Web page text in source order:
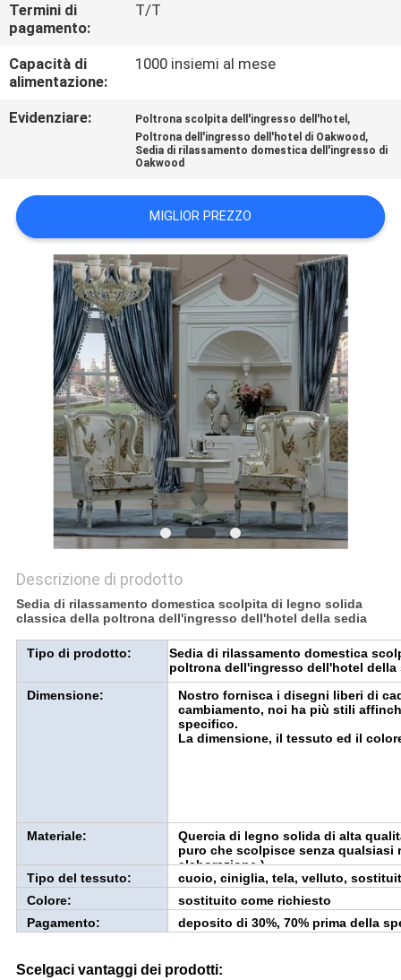
PRIVACY
POLICY
Termini di
pagamento:
T/T
Capacità di
alimentazione:
1000 insiemi al mese
Evidenziare: Poltrona scolpita dell'ingresso dell'hotel ,
Poltrona dell'ingresso dell'hotel di Oakwood ,
Sedia di rilassamento domestica dell'ingresso di
Oakwood
MIGLIOR PREZZO
Descrizione di prodotto
Sedia di rilassamento domestica scolpita di legno solida
classica della poltrona dell'ingresso dell'hotel della sedia
Tipo di prodotto:
Sedia di rilassamento domestica
poltrona dell'ingresso dell'hotel della
Dimensione:
Nostro fornisca i disegni liberi di
cambiamento, noi ha più stili
specifico.
La dimensione, il tessuto ed il
Materiale:
Quercia di legno solida di alta
puro che scolpisce senza
elaborazione.)
Tipo del tessuto:
cuoio, ciniglia, tela, velluto,
Colore:
sostituito come richiesto
Pagamento:
deposito di 30%, 70% prima della
Scelgaci vantaggi dei prodotti: